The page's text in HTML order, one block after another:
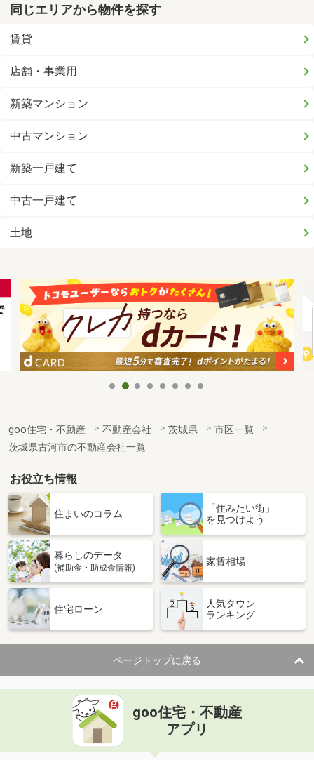
同じエリアから物件を探す
賃貸
店舗・事業用
新築マンション
中古マンション
新築一戸建て
中古一戸建て
土地
goo住宅・不動産 不動産会社 茨城県
市区一覧
茨城県古河市の不動産会社一覧
お役立ち情報
住まいのコラム
「住みたい街」
を見つけよう
暮らしのデータ
(補助金・助成金情報)
家賃相場
住宅ローン
人気タウン
ランキング
ページトップに戻る
goo住宅・不動産
アプリ